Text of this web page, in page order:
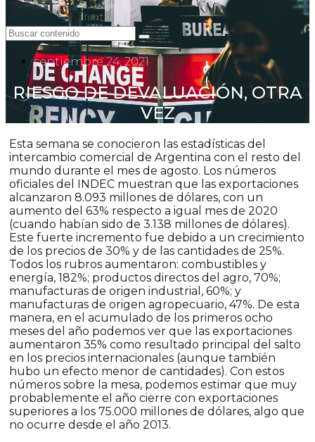
septiembre 24, 2021
RIESGO DE DEVALUACIÓN, OTRA
VEZ
Esta semana se conocieron las estadísticas del
intercambio comercial de Argentina con el resto del
mundo durante el mes de agosto. Los números
oficiales del INDEC muestran que las exportaciones
alcanzaron 8.093 millones de dólares, con un
aumento del 63% respecto a igual mes de 2020
(cuando habían sido de 3.138 millones de dólares).
Este fuerte incremento fue debido a un crecimiento
de los precios de 30% y de las cantidades de 25%.
Todos los rubros aumentaron: combustibles y
energía, 182%; productos directos del agro, 70%;
manufacturas de origen industrial, 60%; y
manufacturas de origen agropecuario, 47%. De esta
manera, en el acumulado de los primeros ocho
meses del año podemos ver que las exportaciones
aumentaron 35% como resultado principal del salto
en los precios internacionales (aunque también
hubo un efecto menor de cantidades). Con estos
números sobre la mesa, podemos estimar que muy
probablemente el año cierre con exportaciones
superiores a los 75.000 millones de dólares, algo que
no ocurre desde el año 2013.